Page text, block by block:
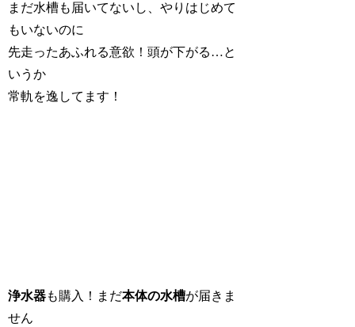
まだ水槽も届いてないし、やりはじめて
もいないのに
先走ったあふれる意欲！頭が下がる…と
いうか
常軌を逸してます！
浄水器も購入！まだ本体の水槽が届きま
せん